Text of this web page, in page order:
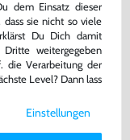
/ Ladekabel
0,90 €
dem Einsatz dieser
sie nicht so viele
Du Dich damit
weitergegeben
die Verarbeitung der
Level? Dann lass
Cookies und
unsererDaten­schutz­
Einstellungen